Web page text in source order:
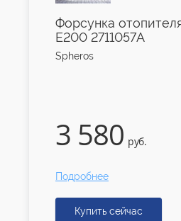
Форсунка
Е200 2711057А
Spheros
3 580 руб.
Подробнее
Купить сейчас